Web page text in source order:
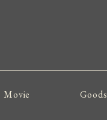
Movie Goods